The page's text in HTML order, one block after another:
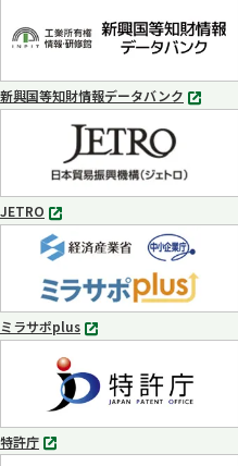
ブ
で
く
新興国等知財情報データバンク
別
開
く
JETRO
別
タ
ブ
で
開
く
ミラサポplus
別
ブ
で
開
く
特許庁
別